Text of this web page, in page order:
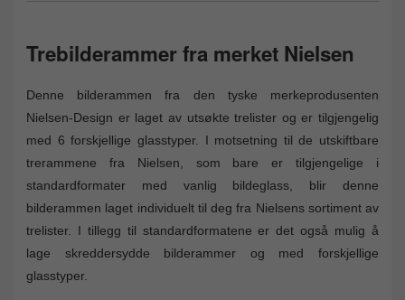
Trebilderammer fra merket Nielsen
Denne bilderammen fra den tyske merkeprodusenten
Nielsen-Design er laget av utsøkte trelister og er tilgjengelig
med 6 forskjellige glasstyper. I motsetning til de utskiftbare
trerammene fra Nielsen, som bare er tilgjengelige i
standardformater med vanlig bildeglass, blir denne
bilderammen laget individuelt til deg fra Nielsens sortiment av
trelister. I tillegg til standardformatene er det også mulig å
lage skreddersydde bilderammer og med forskjellige
glasstyper.